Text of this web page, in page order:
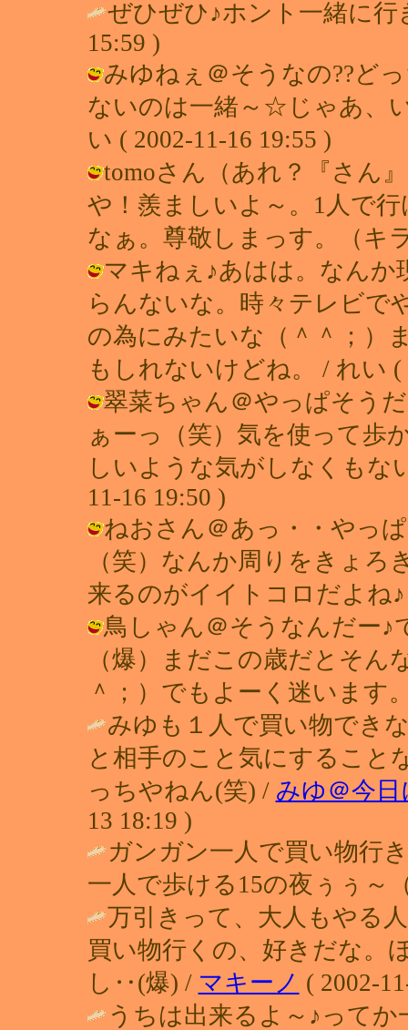
ぜひぜひ♪ホント一緒に
15:59 )
みゆねぇ＠そうなの??ど
ないのは一緒～☆じゃあ、
い ( 2002-11-16 19:55 )
tomoさん（あれ？『さん
や！羨ましいよ～。1人で
なぁ。尊敬しまっす。（キ
マキねぇ♪あはは。なんか
らんないな。時々テレビで
の為にみたいな（＾＾；）
もしれないけどね。 / れい (
翠菜ちゃん＠やっぱそう
ぁーっ（笑）気を使って歩
しいような気がしなくもな
11-16 19:50 )
ねおさん＠あっ・・やっ
（笑）なんか周りをきょ
来るのがイイトコロだよね♪
鳥しゃん＠そうなんだー♪
（爆）まだこの歳だとそ
＾；）でもよーく迷います
みゆも１人で買い物でき
と相手のこと気にすること
っちやねん(笑) / みゆ＠今
13 18:19 )
ガンガン一人で買い物行
一人で歩ける15の夜ぅぅ～
万引きって、大人もやる
買い物行くの、好きだな。
し‥(爆) / マキーノ ( 2002-
うちは出来るよ～♪って